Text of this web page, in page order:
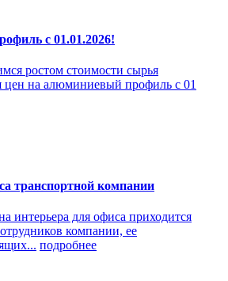
с 01.01.2026!
ростом стоимости сырья
цен на алюминиевый профиль с 01
транспортной компании
интерьера для офиса приходится
компании, ее
подробнее